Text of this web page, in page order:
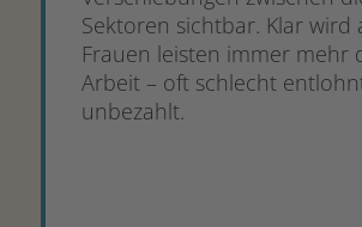
Sektoren sichtbar. Klar wird
Frauen leisten immer mehr
Arbeit – oft schlecht
unbezahlt.